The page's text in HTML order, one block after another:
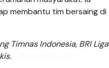
membantu tim bersaing di
Timnas Indonesia, BRI Liga